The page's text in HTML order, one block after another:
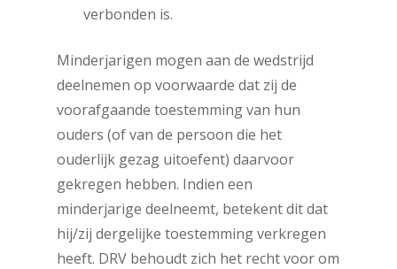
verbonden is.
Minderjarigen mogen aan de wedstrijd
deelnemen op voorwaarde dat zij de
voorafgaande toestemming van hun
ouders (of van de persoon die het
ouderlijk gezag uitoefent) daarvoor
gekregen hebben. Indien een
minderjarige deelneemt, betekent dit dat
hij/zij dergelijke toestemming verkregen
heeft. DRV behoudt zich het recht voor om